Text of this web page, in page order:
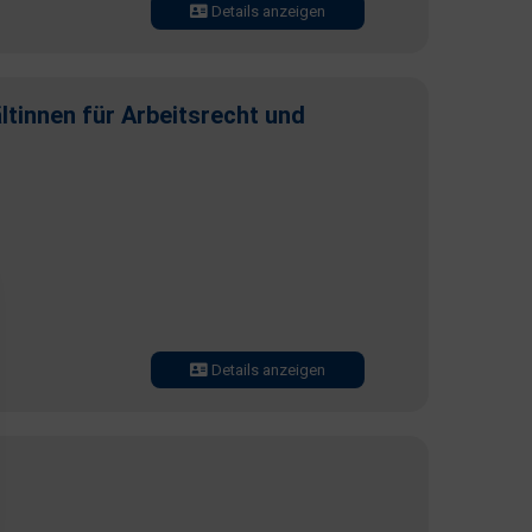
Details anzeigen
für Arbeitsrecht und
Details anzeigen